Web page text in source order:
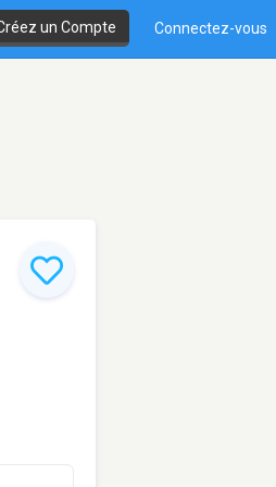
un Compte Connectez-vous